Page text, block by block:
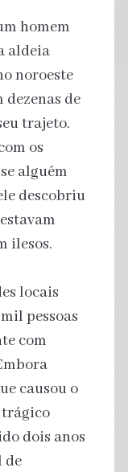
homem
aldeia
noroeste
dezenas de
trajeto.
os
alguém
descobriu
ilesos.
locais
pessoas
com
causou o
trágico
dois anos
de